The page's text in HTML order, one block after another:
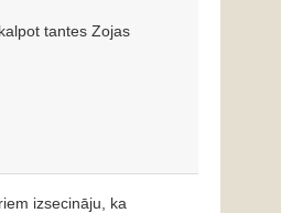
tantes Zojas
izsecināju, ka